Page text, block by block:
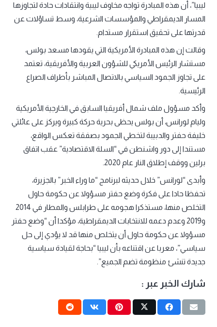
ليبيا”، أن هذه المبادرة تواجه مخاوف ليبية وانتقادات حادة لتجاوزها
المسار الديمقراطي والمؤسسات الشرعية، وسط تساؤلات عن
قدرتها على تحقيق استقرار مستدام.
وقالت إن هذه المبادرة الأمريكية التي يقودها مسعد بولس،
مستشار الرئيس الأمريكي للشؤون العربية والأفريقية، تعتمد
على تجاوز الجمود السياسي بالاتصال المباشر بأطراف الصراع
الرئيسية.
وأكد مسؤول ملف شمال أفريقيا السابق في الخارجية الأمريكية
وليام لورانس، أن بولس يحظى بحرية حركة كبيرة ويركز على عائلتي
خليفة حفتر والدبيبة لتخطي الجمود بصفقة تعكس الواقع،
مستندا إلى دور واشنطن في “السلة الاقتصادية” عقب اتفاق
برلين ووقف إطلاق النار عام 2020.
وأبدى “لورانس” خلال حديثه لبرنامج “ما وراء الخبر” بالجزيرة،
تحفظا حادا على فكرة وضع حفتر مسؤولا عن حكومة حاول
التخلص منها، مستذكرا هجومه على طرابلس والمطار في 2014
و2019 وعدم دعمه للانتخابات الديمقراطية، مؤكدا أن “وضع حفتر
مسؤولا عن حكومة حاول أن يتخلص منها قد لا يؤدي إلى حل
سياسي”، معربا عن اقتناعه بأن ليبيا “بحاجة لقيادة سياسية
جديدة تنشئ منظومة تضم الجميع”.
شارك الخبر عبر :